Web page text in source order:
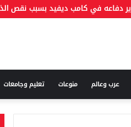
عرب وعالم منوعات تعليم وجامعات